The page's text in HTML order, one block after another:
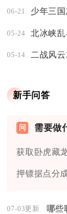
06-21 少年三
05-24 北冰峡
05-14 二战风
新手问答
需要做
获取卧虎藏
押镖据点分
07-03更新